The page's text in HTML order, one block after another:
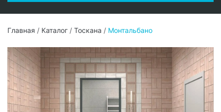
Главная / Каталог / Тоскана / Монтальбано